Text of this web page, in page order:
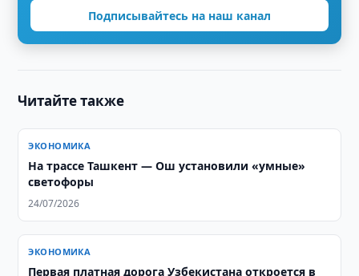
Подписывайтесь на наш канал
Читайте также
ЭКОНОМИКА
На трассе Ташкент — Ош установили «умные»
светофоры
24/07/2026
ЭКОНОМИКА
Первая платная дорога Узбекистана откроется в